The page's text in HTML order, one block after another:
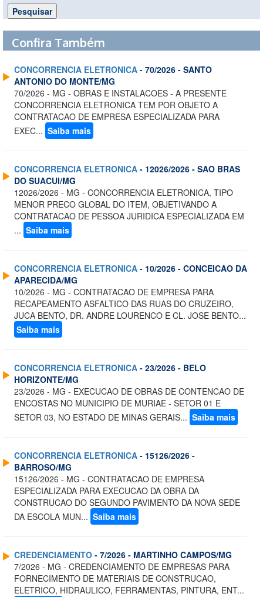
Confira Também
CONCORRENCIA ELETRONICA - 70/2026 - SANTO
ANTONIO DO MONTE/MG
70/2026 - MG - OBRAS E INSTALACOES - A PRESENTE
CONCORRENCIA ELETRONICA TEM POR OBJETO A
CONTRATACAO DE EMPRESA ESPECIALIZADA PARA
EXEC... Saiba mais
CONCORRENCIA ELETRONICA - 12026/2026 - SAO BRAS
DO SUACUI/MG
12026/2026 - MG - CONCORRENCIA ELETRONICA, TIPO
MENOR PRECO GLOBAL DO ITEM, OBJETIVANDO A
CONTRATACAO DE PESSOA JURIDICA ESPECIALIZADA EM
... Saiba mais
CONCORRENCIA ELETRONICA - 10/2026 - CONCEICAO DA
APARECIDA/MG
10/2026 - MG - CONTRATACAO DE EMPRESA PARA
RECAPEAMENTO ASFALTICO DAS RUAS DO CRUZEIRO,
JUCA BENTO, DR. ANDRE LOURENCO E CL. JOSE BENTO...
Saiba mais
CONCORRENCIA ELETRONICA - 23/2026 - BELO
HORIZONTE/MG
23/2026 - MG - EXECUCAO DE OBRAS DE CONTENCAO DE
ENCOSTAS NO MUNICIPIO DE MURIAE - SETOR 01 E
SETOR 03, NO ESTADO DE MINAS GERAIS... Saiba mais
CONCORRENCIA ELETRONICA - 15126/2026 -
BARROSO/MG
15126/2026 - MG - CONTRATACAO DE EMPRESA
ESPECIALIZADA PARA EXECUCAO DA OBRA DA
CONSTRUCAO DO SEGUNDO PAVIMENTO DA NOVA SEDE
DA ESCOLA MUN... Saiba mais
CREDENCIAMENTO - 7/2026 - MARTINHO CAMPOS/MG
7/2026 - MG - CREDENCIAMENTO DE EMPRESAS PARA
FORNECIMENTO DE MATERIAIS DE CONSTRUCAO,
ELETRICO, HIDRAULICO, FERRAMENTAS, PINTURA, ENT...